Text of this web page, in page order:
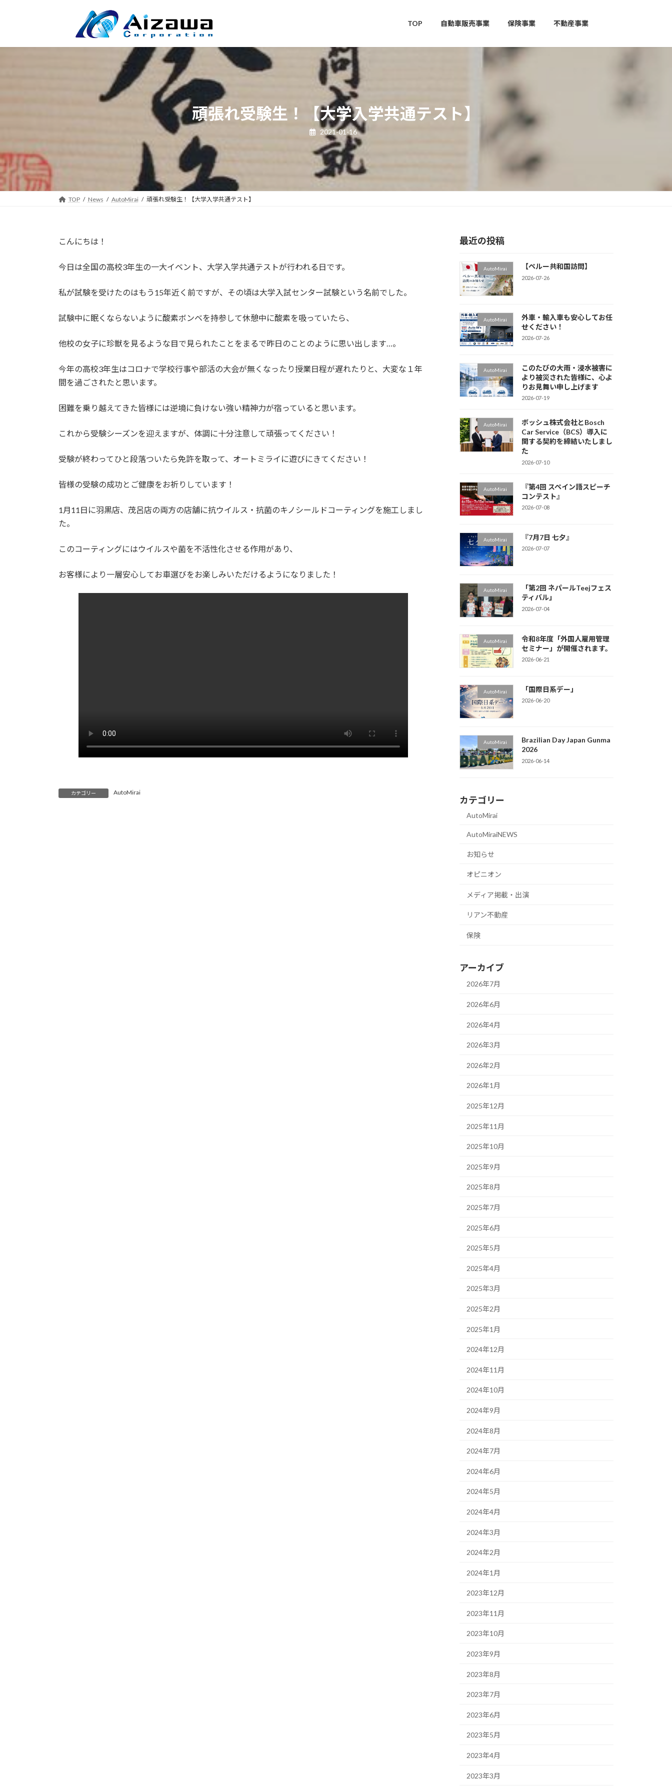
TOP 自動車販売事業 保険事業 不動産事業
頑張れ受験生！【大学入学共通テスト】
2021-01-16
TOP News AutoMirai 頑張れ受験生！【大学入学共通テスト】
こんにちは！
今日は全国の高校3年生の一大イベント、大学入学共通テストが行われる日です。
私が試験を受けたのはもう15年近く前ですが、その頃は大学入試センター試験という名前でした。
試験中に眠くならないように酸素ボンベを持参して休憩中に酸素を吸っていたら、
他校の女子に珍獣を見るような目で見られたことをまるで昨日のことのように思い出します…。
今年の高校3年生はコロナで学校行事や部活の大会が無くなったり授業日程が遅れたりと、大変な１年
間を過ごされたと思います。
困難を乗り越えてきた皆様には逆境に負けない強い精神力が宿っていると思います。
これから受験シーズンを迎えますが、体調に十分注意して頑張ってください！
受験が終わってひと段落ついたら免許を取って、オートミライに遊びにきてください！
皆様の受験の成功とご健康をお祈りしています！
1月11日に羽黒店、茂呂店の両方の店舗に抗ウイルス・抗菌のキノシールドコーティングを施工しまし
た。
このコーティングにはウイルスや菌を不活性化させる作用があり、
お客様により一層安心してお車選びをお楽しみいただけるようになりました！
カテゴリー AutoMirai
最近の投稿
AutoMirai 【ペルー共和国訪問】
2026-07-26
AutoMirai
外車・輸入車も安心してお任
せください！
2026-07-26
AutoMirai
このたびの大雨・浸水被害に
より被災された皆様に、心よ
りお見舞い申し上げます
2026-07-19
AutoMirai
ボッシュ株式会社とBosch
Car Service（BCS）導入に
関する契約を締結いたしまし
た
2026-07-10
AutoMirai
『第4回 スペイン語スピーチ
コンテスト』
2026-07-08
AutoMirai 『7月7日 七夕』
2026-07-07
AutoMirai
「第2回 ネパールTeejフェス
ティバル」
2026-07-04
AutoMirai
令和8年度「外国人雇用管理
セミナー」が開催されます。
2026-06-21
AutoMirai 「国際日系デー」
2026-06-20
AutoMirai
Brazilian Day Japan Gunma
2026
2026-06-14
カテゴリー
AutoMirai
AutoMiraiNEWS
お知らせ
オピニオン
メディア掲載・出演
リアン不動産
保険
アーカイブ
2026年7月
2026年6月
2026年4月
2026年3月
2026年2月
2026年1月
2025年12月
2025年11月
2025年10月
2025年9月
2025年8月
2025年7月
2025年6月
2025年5月
2025年4月
2025年3月
2025年2月
2025年1月
2024年12月
2024年11月
2024年10月
2024年9月
2024年8月
2024年7月
2024年6月
2024年5月
2024年4月
2024年3月
2024年2月
2024年1月
2023年12月
2023年11月
2023年10月
2023年9月
2023年8月
2023年7月
2023年6月
2023年5月
2023年4月
2023年3月